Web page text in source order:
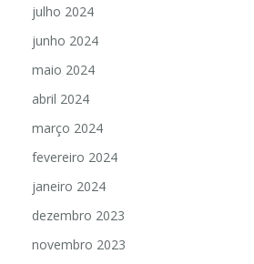
julho 2024
junho 2024
maio 2024
abril 2024
março 2024
fevereiro 2024
janeiro 2024
dezembro 2023
novembro 2023